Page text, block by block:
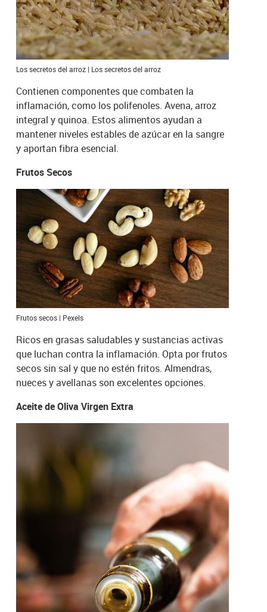
Los secretos del arroz | Los secretos del arroz
Contienen componentes que combaten la
inflamación, como los polifenoles. Avena, arroz
integral y quinoa. Estos alimentos ayudan a
mantener niveles estables de azúcar en la sangre
y aportan fibra esencial.
Frutos Secos
Frutos secos | Pexels
Ricos en grasas saludables y sustancias activas
que luchan contra la inflamación. Opta por frutos
secos sin sal y que no estén fritos. Almendras,
nueces y avellanas son excelentes opciones.
Aceite de Oliva Virgen Extra